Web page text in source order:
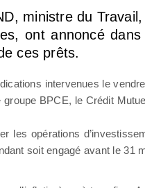
ministre du
ont annoncé dans
ces prêts.
intervenues le
BPCE, le Crédit
les opérations
soit engagé avant le 31